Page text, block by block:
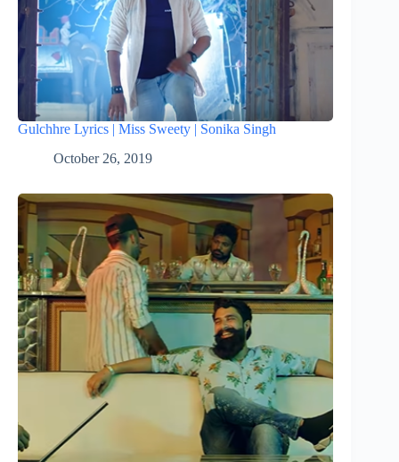
Gulchhre Lyrics | Miss Sweety | Sonika Singh
October 26, 2019